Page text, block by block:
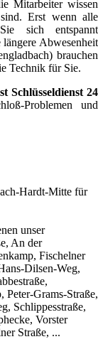
Mitarbeiter wissen
Erst wenn alle
sich entspannt
Abwesenheit
brauchen
Technik für Sie.
Schlüsseldienst 24
Problemen und
Hardt-Mitte für
unser
An der
Fischelner
Dilsen-Weg,
Peter-Grams-Straße,
Schlippesstraße,
Vorster
Straße, ...